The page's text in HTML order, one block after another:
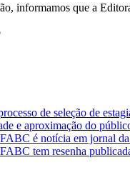
informamos que a
de seleção de
e aproximação do
é notícia em jornal
tem resenha